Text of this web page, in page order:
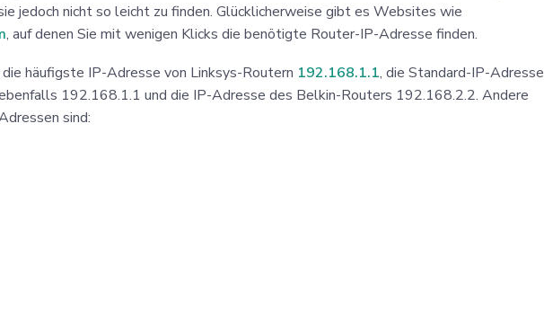
jedoch nicht so leicht zu finden. Glücklicherweise gibt es Websites wie
, auf denen Sie mit wenigen Klicks die benötigte Router-IP-Adresse finden.
häufigste IP-Adresse von Linksys-Routern 192.168.1.1, die Standard-IP-Adresse
192.168.1.1 und die IP-Adresse des Belkin-Routers 192.168.2.2. Andere
sind: